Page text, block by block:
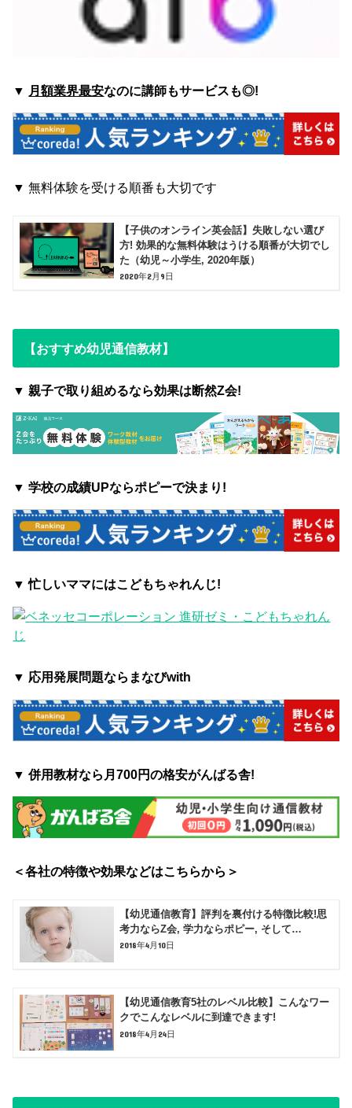
▼ 月額業界最安なのに講師もサービスも◎!
▼無料体験を受ける順番も大切です
【子供のオンライン英会話】失敗しない選び
方! 効果的な無料体験はうける順番が大切でし
た（幼児～小学生, 2020年版）
2020年2月9日
【おすすめ幼児通信教材】
▼ 親子で取り組めるなら効果は断然Z会!
▼ 学校の成績UPならポピーで決まり!
▼ 忙しいママにはこどもちゃれんじ!
▼ 応用発展問題ならまなびwith
▼ 併用教材なら月700円の格安がんばる舎!
＜各社の特徴や効果などはこちらから＞
【幼児通信教育】評判を裏付ける特徴比較!思
考力ならZ会, 学力ならポピー, そして…
2018年4月10日
【幼児通信教育5社のレベル比較】こんなワー
クでこんなレベルに到達できます!
2018年4月24日